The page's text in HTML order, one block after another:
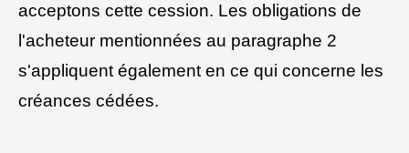
acceptons cette cession. Les obligations de
l'acheteur mentionnées au paragraphe 2
s'appliquent également en ce qui concerne les
créances cédées.